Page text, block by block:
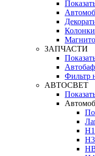
ЗАПЧАСТИ
Фильтр
АВТОСВЕТ
H1
H3